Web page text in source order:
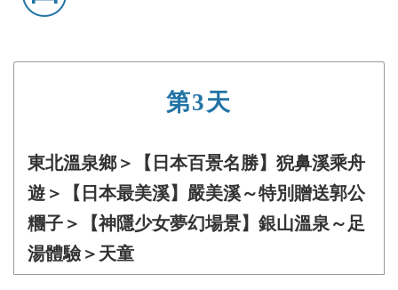
第3天
東北溫泉鄉＞【日本百景名勝】猊鼻溪乘舟
遊＞【日本最美溪】嚴美溪～特別贈送郭公
糰子＞【神隱少女夢幻場景】銀山溫泉～足
湯體驗＞天童